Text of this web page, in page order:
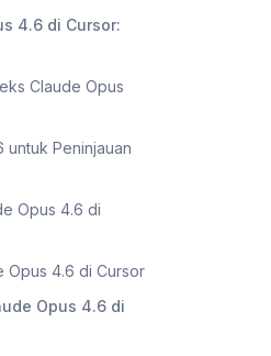
4.6 di Cursor:
Claude Opus
untuk Peninjauan
Opus 4.6 di
Opus 4.6 di Cursor
Opus 4.6 di